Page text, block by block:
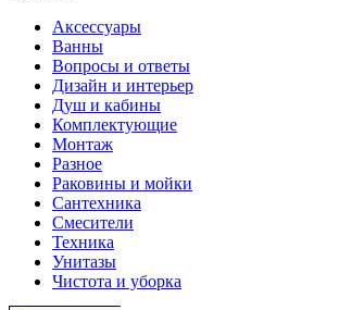
Аксессуары
Ванны
Вопросы и ответы
Дизайн и интерьер
Душ и кабины
Комплектующие
Монтаж
Разное
Раковины и мойки
Сантехника
Смесители
Техника
Унитазы
Чистота и уборка